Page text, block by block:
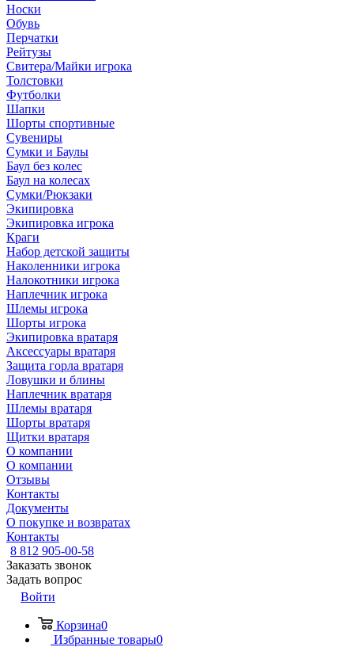
Носки
Обувь
Перчатки
Рейтузы
Свитера/Майки игрока
Толстовки
Футболки
Шапки
Шорты спортивные
Сувениры
Сумки и Баулы
Баул без колес
Баул на колесах
Сумки/Рюкзаки
Экипировка
Экипировка игрока
Краги
Набор детской защиты
Наколенники игрока
Налокотники игрока
Наплечник игрока
Шлемы игрока
Шорты игрока
Экипировка вратаря
Аксессуары вратаря
Защита горла вратаря
Ловушки и блины
Наплечник вратаря
Шлемы вратаря
Шорты вратаря
Щитки вратаря
О компании
О компании
Отзывы
Контакты
Документы
О покупке и возвратах
Контакты
8 812 905-00-58
Заказать звонок
Задать вопрос
Войти
Корзина0
Избранные товары0